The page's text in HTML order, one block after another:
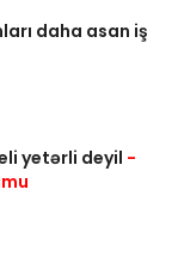
daha asan iş
yetərli deyil -